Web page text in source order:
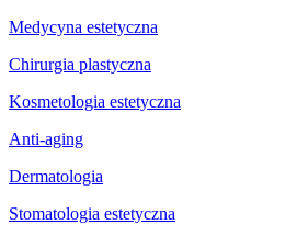
Medycyna estetyczna
Chirurgia plastyczna
Kosmetologia estetyczna
Anti-aging
Dermatologia
Stomatologia estetyczna